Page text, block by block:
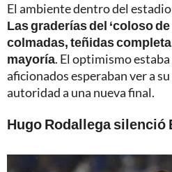
El ambiente dentro del
Las graderías del ‘coloso de
colmadas, teñidas
mayoría. El optimismo estaba
aficionados esperaban ver a
autoridad a una nueva final.
Hugo Rodallega silenció